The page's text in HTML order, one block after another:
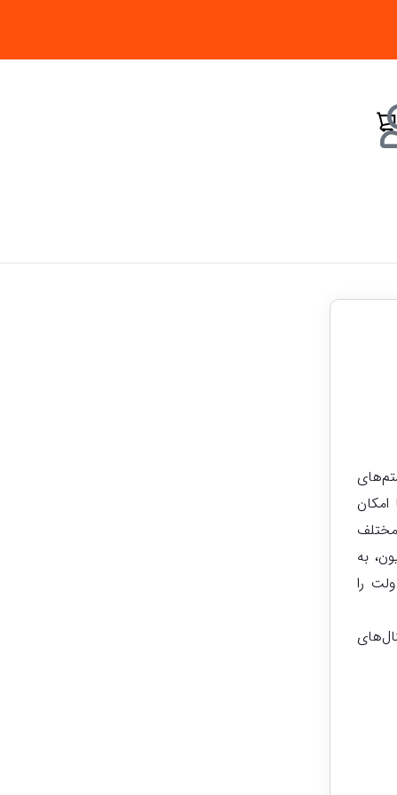
به
صورت مستقیم یا غیرمستقیم وسایل برقی با ولتاژ ۲۲۰ ولت را